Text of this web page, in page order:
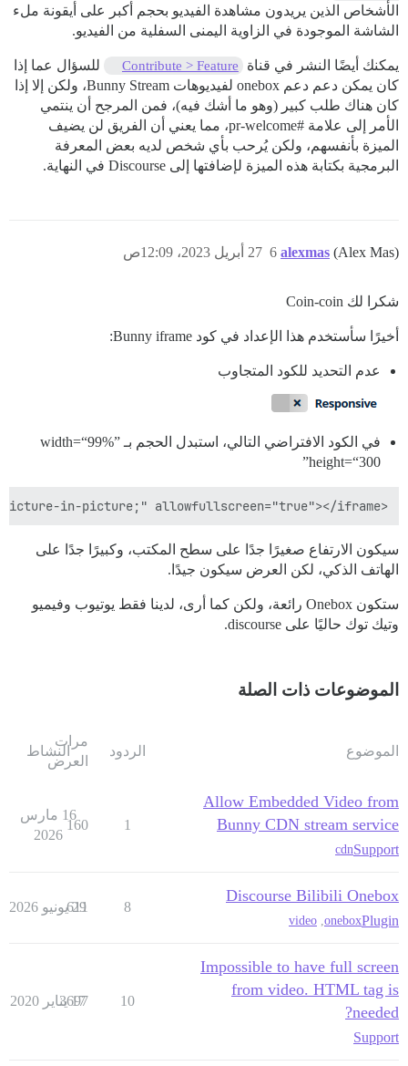
الأشخاص الذين يريدون مشاهدة الفيديو بحجم أكبر على أيقونة ملء
الشاشة الموجودة في الزاوية اليمنى السفلية من الفيديو.
يمكنك أيضًا النشر في قناة Contribute > Feature
للسؤال عما إذا
كان يمكن دعم دعم onebox لفيديوهات Bunny Stream، ولكن إلا إذا
كان هناك طلب كبير (وهو ما أشك فيه)، فمن المرجح أن ينتمي
الأمر إلى علامة #pr-welcome،
مما يعني أن الفريق لن يضيف
الميزة بأنفسهم، ولكن يُرحب بأي شخص لديه بعض المعرفة
البرمجية بكتابة هذه الميزة لإضافتها إلى Discourse في النهاية.
alexmas (Alex Mas) 27 أبريل 2023، 12:09ص 6
شكرا لك Coin-coin
أخيرًا سأستخدم هذا الإعداد في كود Bunny iframe:
عدم التحديد للكود المتجاوب
في الكود الافتراضي التالي، استبدل الحجم بـ width=“99%”
height=“300”
<iframe src="https://iframe.mediadelivery.net/embed/3639/01bea422-9687-4058-9fcc-2b21dee6df2a?autoplay=false&preload=false" loading="lazy" width="1280" height="720" style="border: none;" allow="accelerometer; gyroscope; autoplay; encrypted-media; picture-in-picture;" allowfullscreen="true"></iframe>
سيكون الارتفاع صغيرًا جدًا على سطح المكتب، وكبيرًا جدًا على
الهاتف الذكي، لكن العرض سيكون جيدًا.
ستكون Onebox رائعة، ولكن كما أرى، لدينا فقط يوتيوب وفيميو
وتيك توك حاليًا على discourse.
الموضوعات ذات الصلة
الموضوع الردود
مرات
العرض
النشاط
Allow Embedded Video from
Bunny CDN stream service
Support
cdn
1
160
16 مارس
2026
Discourse Bilibili Onebox
Plugin
onebox
,
video
8
611
29 يونيو 2026
Impossible to have full screen
from video. HTML tag is
needed?
Support
10
3697
17 يناير 2020